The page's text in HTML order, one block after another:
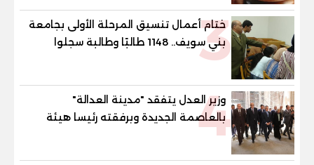
3
ختام أعمال تنسيق المرحلة الأولى بجامعة
بني سويف.. 1148 طالبًا وطالبة سجلوا
رغباتهم
4
وزير العدل يتفقد "مدينة العدالة"
بالعاصمة الجديدة وبرفقته رئيسا هيئة
قضايا الدولة وهيئة النيابة الإدارية